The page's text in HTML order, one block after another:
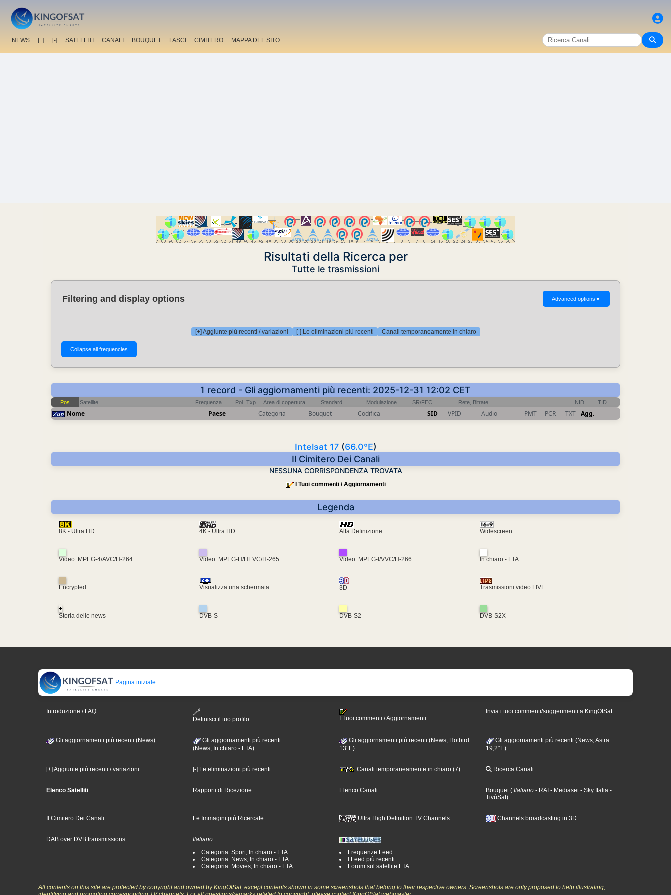
NEWS [+] [-] SATELLITI CANALI BOUQUET FASCI CIMITERO MAPPA DEL SITO
Risultati della Ricerca per
Tutte le trasmissioni
Filtering and display options Advanced options ▼
[+] Aggiunte più recenti / variazioni [-] Le eliminazioni più recenti Canali temporaneamente in chiaro
1 record - Gli aggiornamenti più recenti: 2025-12-31 12:02 CET
Pos Satellite Frequenza Pol Txp Area di copertura Standard Modulazione SR/FEC Rete, Bitrate NID TID
Nome Paese Categoria Bouquet Codifica SID VPID Audio PMT PCR TXT Agg.
Intelsat 17(66.0°E)
Il Cimitero Dei Canali
NESSUNA CORRISPONDENZA TROVATA
I Tuoi commenti / Aggiornamenti
Legenda
8K - Ultra HD 4K - Ultra HD Alta Definizione Widescreen
Video: MPEG-4/AVC/H-264 Video: MPEG-H/HEVC/H-265 Video: MPEG-I/VVC/H-266 In chiaro - FTA
Encrypted Visualizza una schermata 3D Trasmissioni video LIVE
+
Storia delle news
DVB-S DVB-S2 DVB-S2X
Pagina iniziale
Introduzione / FAQ
Definisci il tuo profilo
I Tuoi commenti / Aggiornamenti
Invia i tuoi commenti/suggerimenti a KingOfSat
Gli aggiornamenti più recenti (News)
Gli aggiornamenti più recenti
(News, In chiaro - FTA)
Gli aggiornamenti più recenti (News, Hotbird
13°E)
Gli aggiornamenti più recenti (News, Astra
19,2°E)
[+] Aggiunte più recenti / variazioni [-] Le eliminazioni più recenti Canali temporaneamente in chiaro (7) Ricerca Canali
Elenco Satelliti Rapporti di Ricezione Elenco Canali Bouquet ( Italiano - RAI - Mediaset - Sky Italia -
TivùSat)
Il Cimitero Dei Canali Le Immagini più Ricercate Ultra High Definition TV Channels Channels broadcasting in 3D
DAB over DVB transmissions
Italiano
Categoria: Sport, In chiaro - FTA
Categoria: News, In chiaro - FTA
Categoria: Movies, In chiaro - FTA
Frequenze Feed
I Feed più recenti
Forum sul satellite FTA
All contents on this site are protected by copyright and owned by KingOfSat, except contents shown in some screenshots that belong to their respective owners. Screenshots are only proposed to help illustrating,